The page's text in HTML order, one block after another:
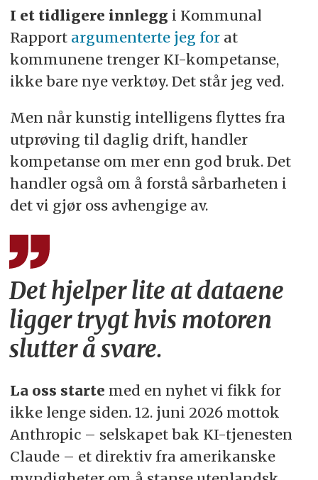
I et tidligere innlegg i Kommunal
Rapport argumenterte jeg forat
kommunene trenger KI-kompetanse,
ikke bare nye verktøy. Det står jeg ved.
Men når kunstig intelligens flyttes fra
utprøving til daglig drift, handler
kompetanse om mer enn god bruk. Det
handler også om å forstå sårbarheten i
det vi gjør oss avhengige av.
Det hjelper lite at dataene
ligger trygt hvis motoren
slutter å svare.
La oss starte med en nyhet vi fikk for
ikke lenge siden. 12. juni 2026 mottok
Anthropic – selskapet bak KI-tjenesten
Claude – et direktiv fra amerikanske